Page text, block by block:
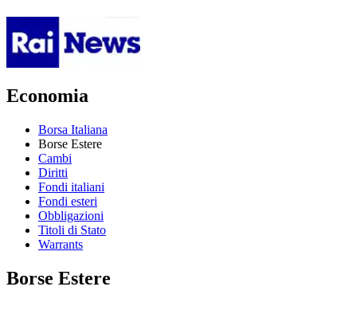
Economia
Borsa Italiana
Borse Estere
Cambi
Diritti
Fondi italiani
Fondi esteri
Obbligazioni
Titoli di Stato
Warrants
Borse Estere